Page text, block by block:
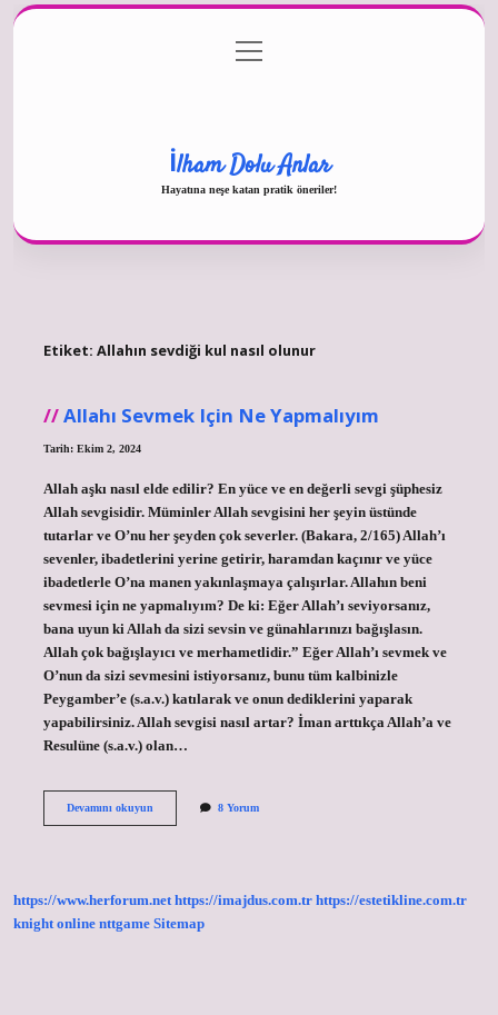
Gizlilik Politikası
menüyü
aç
İlham Dolu Anlar
Hayatına neşe katan pratik öneriler!
Etiket: Allahın sevdiği kul nasıl olunur
Allahı Sevmek Için Ne Yapmalıyım
Tarih: Ekim 2, 2024
Allah aşkı nasıl elde edilir? En yüce ve en değerli sevgi şüphesiz
Allah sevgisidir. Müminler Allah sevgisini her şeyin üstünde
tutarlar ve O’nu her şeyden çok severler. (Bakara, 2/165) Allah’ı
sevenler, ibadetlerini yerine getirir, haramdan kaçınır ve yüce
ibadetlerle O’na manen yakınlaşmaya çalışırlar. Allahın beni
sevmesi için ne yapmalıyım? De ki: Eğer Allah’ı seviyorsanız,
bana uyun ki Allah da sizi sevsin ve günahlarınızı bağışlasın.
Allah çok bağışlayıcı ve merhametlidir.” Eğer Allah’ı sevmek ve
O’nun da sizi sevmesini istiyorsanız, bunu tüm kalbinizle
Peygamber’e (s.a.v.) katılarak ve onun dediklerini yaparak
yapabilirsiniz. Allah sevgisi nasıl artar? İman arttıkça Allah’a ve
Resulüne (s.a.v.) olan…
Devamını okuyunAllahı
8 Yorum
https://www.herforum.net https://imajdus.com.tr https://estetikline.com.tr
knight online nttgame Sitemap